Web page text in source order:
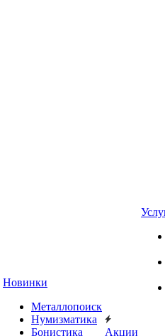
Новинки
Металлопоиск
Нумизматика
Бонистика
Акции